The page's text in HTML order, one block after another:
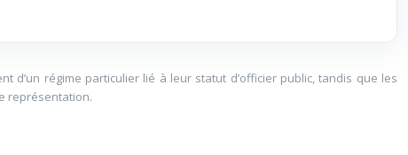
régime particulier lié à leur statut d’officier public, tandis que les
représentation.